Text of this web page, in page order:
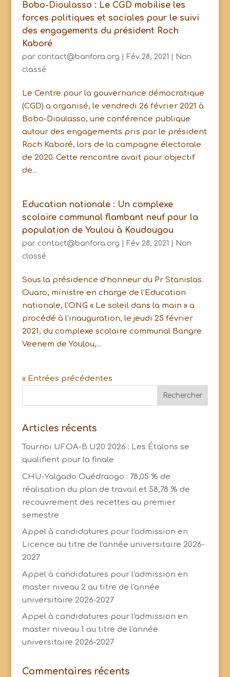
Bobo-Dioulasso : Le CGD mobilise les
forces politiques et sociales pour le suivi
des engagements du président Roch
Kaboré
par contact@banfora.org Fév 28, 2021
Non
classé
Le Centre pour la gouvernance démocratique
(CGD) a organisé, le vendredi 26 février 2021 à
Bobo-Dioulasso, une conférence publique
autour des engagements pris par le président
Roch Kaboré, lors de la campagne électorale
de 2020. Cette rencontre avait pour objectif
de...
Education nationale : Un complexe
scolaire communal flambant neuf pour la
population de Youlou à Koudougou
par contact@banfora.org Fév 28, 2021
Non
classé
Sous la présidence d’honneur du Pr Stanislas
Ouaro, ministre en charge de l’Education
nationale, l’ONG « Le soleil dans la main » a
procédé à l’inauguration, le jeudi 25 février
2021, du complexe scolaire communal Bangre
Veenem de Youlou,...
« Entrées précédentes
Articles récents
Tournoi UFOA-B U20 2026 : Les Étalons se
qualifient pour la finale
CHU-Yalgado Ouédraogo : 78,05 % de
réalisation du plan de travail et 58,78 % de
recouvrement des recettes au premier
semestre
Appel à candidatures pour l'admission en
Licence au titre de l'année universitaire 2026-
2027
Appel à candidatures pour l'admission en
master niveau 2 au titre de l'année
universitaire 2026-2027
Appel à candidatures pour l'admission en
master niveau 1 au titre de l'année
universitaire 2026-2027
Commentaires récents